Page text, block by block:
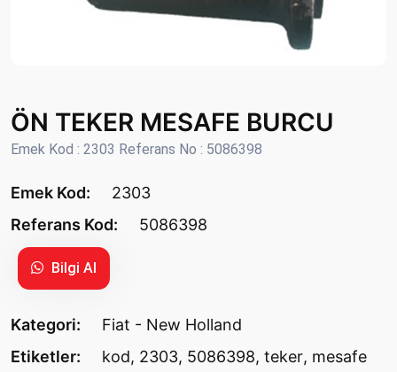
ÖN TEKER MESAFE BURCU
Emek Kod : 2303 Referans No : 5086398
Emek Kod:
2303
Referans Kod:
5086398
Bilgi Al
Kategori:
Fiat - New Holland
Etiketler:
kod, 2303, 5086398, teker, mesafe